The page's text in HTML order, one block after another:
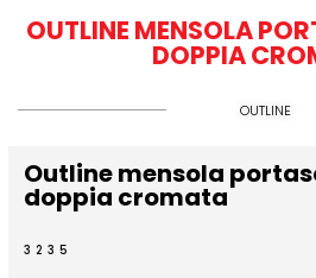
OUTLINE MENSOLA
DOPPIA
OUTLINE
Outline mensola
doppia cromata
3235